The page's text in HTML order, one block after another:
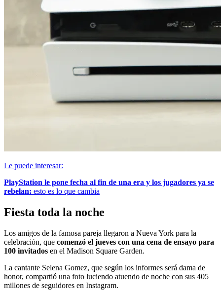
Le puede interesar:
PlayStation le pone fecha al fin de una era y los jugadores ya se
rebelan: esto es lo que cambia
Fiesta toda la noche
Los amigos de la famosa pareja llegaron a Nueva York para la
celebración, que comenzó el jueves con una cena de ensayo para
100 invitados en el Madison Square Garden.
La cantante Selena Gomez, que según los informes será dama de
honor, compartió una foto luciendo atuendo de noche con sus 405
millones de seguidores en Instagram.